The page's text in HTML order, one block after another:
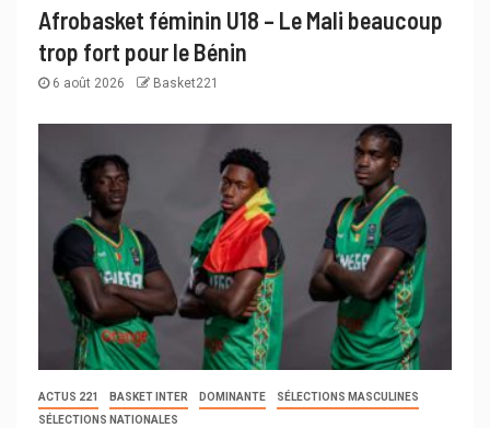
Afrobasket féminin U18 – Le Mali beaucoup
trop fort pour le Bénin
6 août 2026 Basket221
ACTUS 221 BASKET INTER DOMINANTE
SÉLECTIONS MASCULINES
SÉLECTIONS NATIONALES